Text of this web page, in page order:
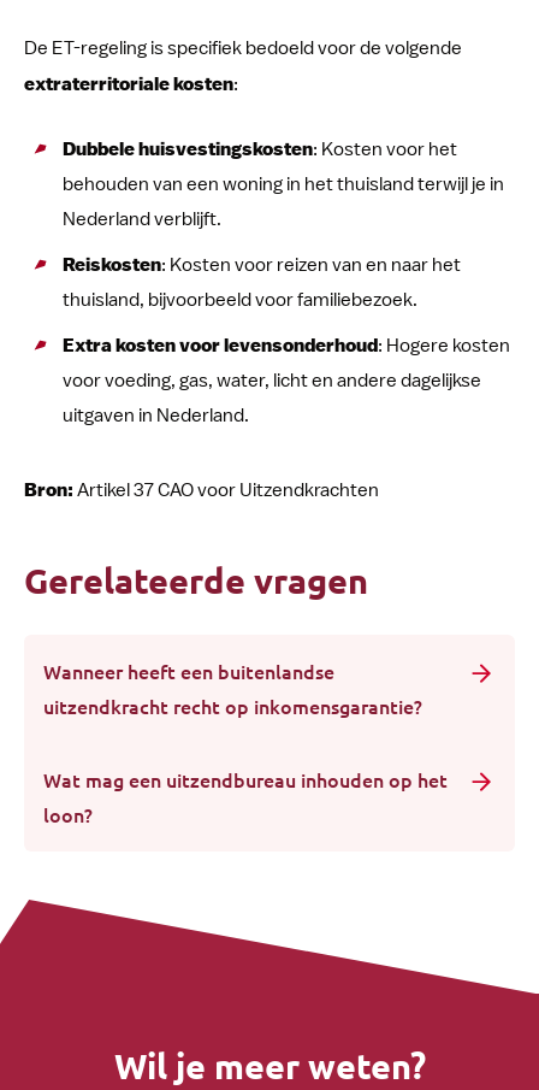
De ET-regeling is specifiek bedoeld voor de volgende
extraterritoriale kosten:
Dubbele huisvestingskosten: Kosten voor het
behouden van een woning in het thuisland terwijl je in
Nederland verblijft.
Reiskosten: Kosten voor reizen van en naar het
thuisland, bijvoorbeeld voor familiebezoek.
Extra kosten voor levensonderhoud: Hogere kosten
voor voeding, gas, water, licht en andere dagelijkse
uitgaven in Nederland.
Bron: Artikel 37 CAO voor Uitzendkrachten
Gerelateerde vragen
Wanneer heeft een buitenlandse
uitzendkracht recht op inkomensgarantie?
Wat mag een uitzendbureau inhouden op het
loon?
Wil je meer weten?